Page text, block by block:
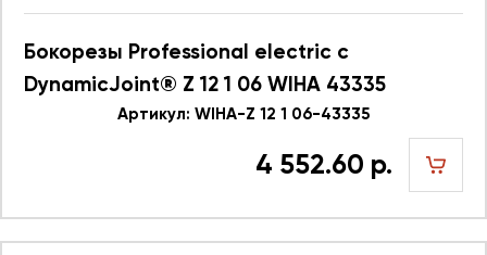
Бокорезы Professional electric с
DynamicJoint® Z 12 1 06 WIHA 43335
Артикул: WIHA-Z 12 1 06-43335
4 552.60 р.